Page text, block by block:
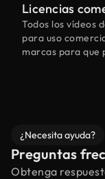
Licencias
Todos los vídeos
para uso
marcas para que
¿Necesita ayuda?
Preguntas
Obtenga